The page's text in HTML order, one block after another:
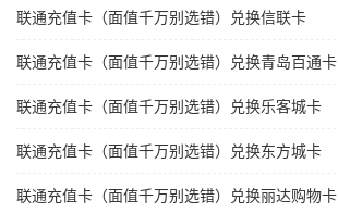
联通充值卡（面值千万别选错）兑换信联卡
联通充值卡（面值千万别选错）兑换青岛百通卡
联通充值卡（面值千万别选错）兑换乐客城卡
联通充值卡（面值千万别选错）兑换东方城卡
联通充值卡（面值千万别选错）兑换丽达购物卡